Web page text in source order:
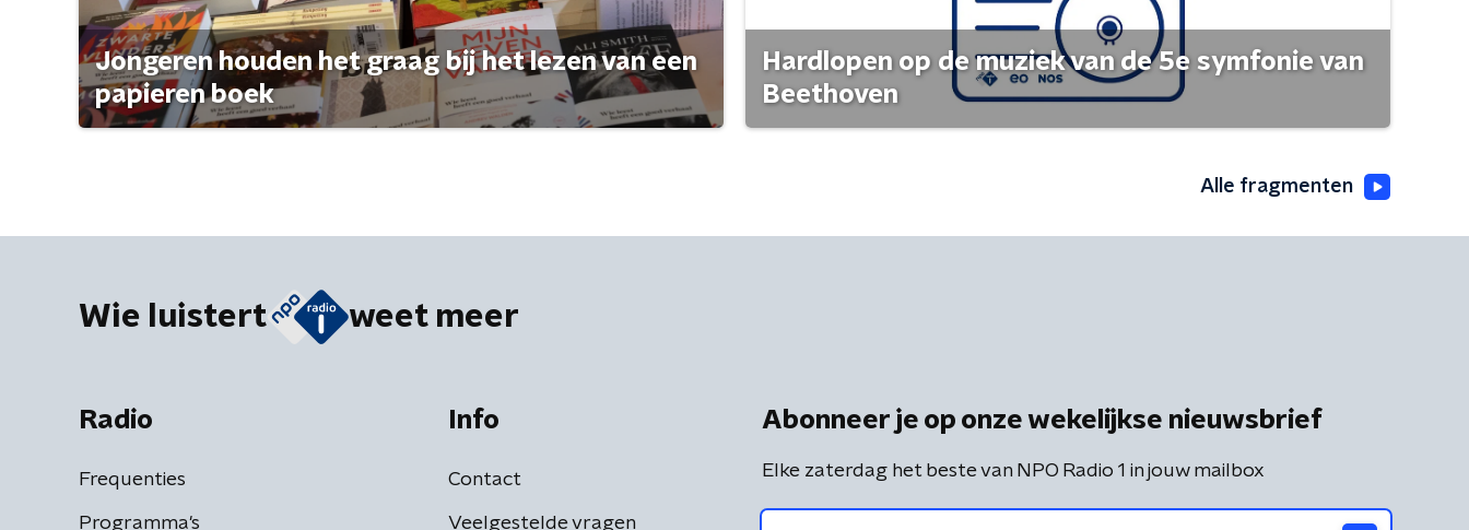
Jongeren houden het graag bij het lezen van een
papieren boek
Hardlopen op de muziek van de 5e symfonie van
Beethoven
Alle fragmenten
Wie luistert weet meer
Radio
Frequenties
Programma's
Info
Contact
Veelgestelde vragen
Abonneer je op onze wekelijkse nieuwsbrief
Elke zaterdag het beste van NPO Radio 1 in jouw mailbox